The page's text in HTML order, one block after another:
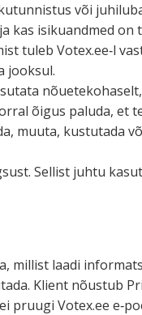
või
kas isiku­andmed on
tuleb Votex.ee‑l
jooksul.
õigus paluda, et
muuta, kustutada
Sellist juhtu
millist laadi
Klient nõustub
pruugi Votex.ee